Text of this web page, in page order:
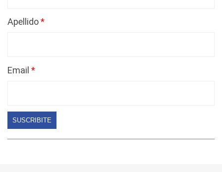
Apellido
Email
SUSCRIBITE